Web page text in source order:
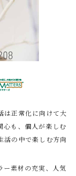
は正常化に向けて大
心も、個人が楽しむ
活の中で楽しむ方向
素材の充実、人気